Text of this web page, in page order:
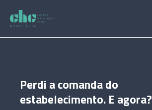
para
conteúdo
Perdi a comanda do
estabelecimento. E agora?